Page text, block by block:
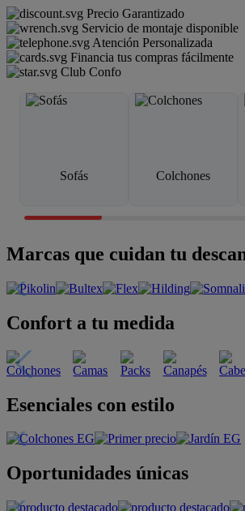
Precio Garantizado
Servicio de montaje disponible
Atención Personalizada
Financia tus compras fácilmente
Club Confo
Sofás Colchones
Marcas que cuidan tu
Confort a tu medida
Esenciales con estilo
Oportunidades únicas